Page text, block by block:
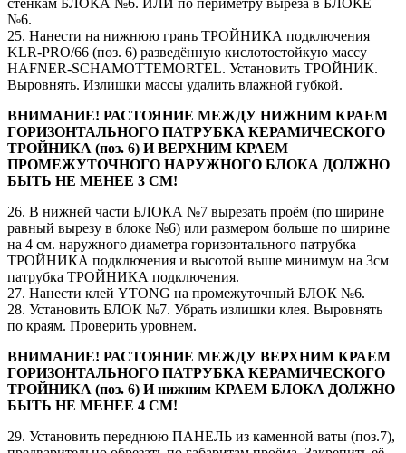
стенкам БЛОКА №6. ИЛИ по периметру выреза в БЛОКЕ
№6.
25. Нанести на нижнюю грань ТРОЙНИКА подключения
KLR-PRO/66 (поз. 6) разведённую кислотостойкую массу
HAFNER-SCHAMOTTEMORTEL. Установить ТРОЙНИК.
Выровнять. Излишки массы удалить влажной губкой.
ВНИМАНИЕ! РАСТОЯНИЕ МЕЖДУ НИЖНИМ КРАЕМ
ГОРИЗОНТАЛЬНОГО ПАТРУБКА КЕРАМИЧЕСКОГО
ТРОЙНИКА (поз. 6) И ВЕРХНИМ КРАЕМ
ПРОМЕЖУТОЧНОГО НАРУЖНОГО БЛОКА ДОЛЖНО
БЫТЬ НЕ МЕНЕЕ 3 СМ!
26. В нижней части БЛОКА №7 вырезать проём (по ширине
равный вырезу в блоке №6) или размером больше по ширине
на 4 см. наружного диаметра горизонтального патрубка
ТРОЙНИКА подключения и высотой выше минимум на 3см
патрубка ТРОЙНИКА подключения.
27. Нанести клей YTONG на промежуточный БЛОК №6.
28. Установить БЛОК №7. Убрать излишки клея. Выровнять
по краям. Проверить уровнем.
ВНИМАНИЕ! РАСТОЯНИЕ МЕЖДУ ВЕРХНИМ КРАЕМ
ГОРИЗОНТАЛЬНОГО ПАТРУБКА КЕРАМИЧЕСКОГО
ТРОЙНИКА (поз. 6) И нижним КРАЕМ БЛОКА ДОЛЖНО
БЫТЬ НЕ МЕНЕЕ 4 СМ!
29. Установить переднюю ПАНЕЛЬ из каменной ваты (поз.7),